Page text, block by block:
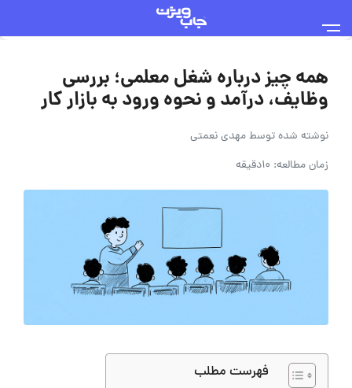
همه چیز درباره شغل معلمی؛ بررسی
وظایف، درآمد و نحوه ورود به بازار کار
نوشته شده توسطمهدی نعمتی
زمان مطالعه: 10دقیقه
فهرست مطلب